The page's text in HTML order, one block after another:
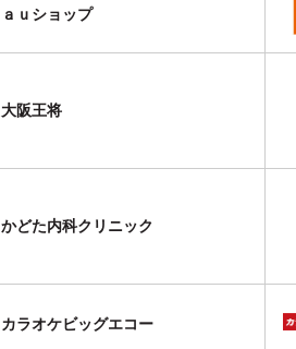
ａｕショップ
大阪王将
かどた内科クリニック
カラオケビッグエコー